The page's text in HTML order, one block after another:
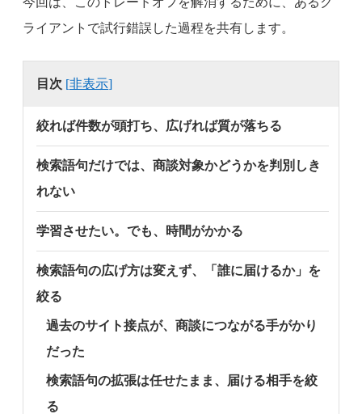
ライアントで試行錯誤した過程を共有します。
目次 [非表示]
絞れば件数が頭打ち、広げれば質が落ちる
検索語句だけでは、商談対象かどうかを判別しき
れない
学習させたい。でも、時間がかかる
検索語句の広げ方は変えず、「誰に届けるか」を
絞る
過去のサイト接点が、商談につながる手がかり
だった
検索語句の拡張は任せたまま、届ける相手を絞
る